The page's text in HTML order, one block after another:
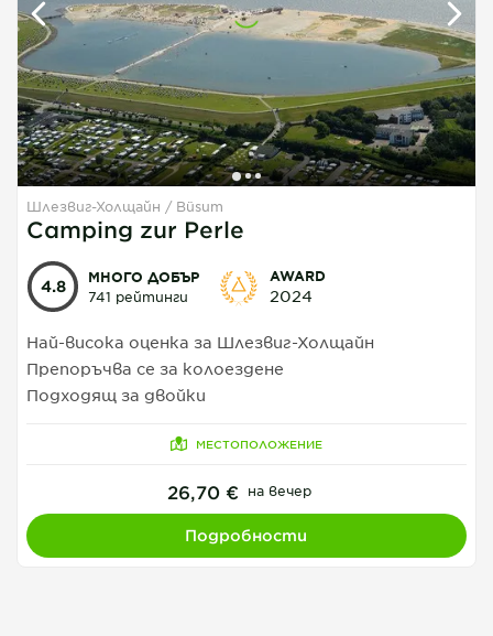
Шлезвиг-Холщайн Büsum
Camping zur Perle
4.8
МНОГО ДОБЪР
741 рейтинги
AWARD
2024
Най-висока оценка за Шлезвиг-Холщайн
Препоръчва се за колоездене
Подходящ за двойки
МЕСТОПОЛОЖЕНИЕ
26,70 € на вечер
Подробности